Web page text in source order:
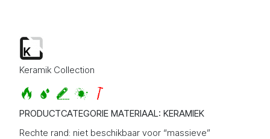
Keramik Collection
PRODUCTCATEGORIE MATERIAAL: KERAMIEK
Rechte rand: niet beschikbaar voor “massieve”